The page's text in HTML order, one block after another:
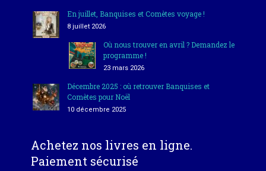
En juillet, Banquises et Comètes voyage !
8 juillet 2026
Où nous trouver en avril ? Demandez le
programme !
23 mars 2026
Décembre 2025 : où retrouver Banquises et
Comètes pour Noël
10 décembre 2025
Achetez nos livres en ligne.
Paiement sécurisé